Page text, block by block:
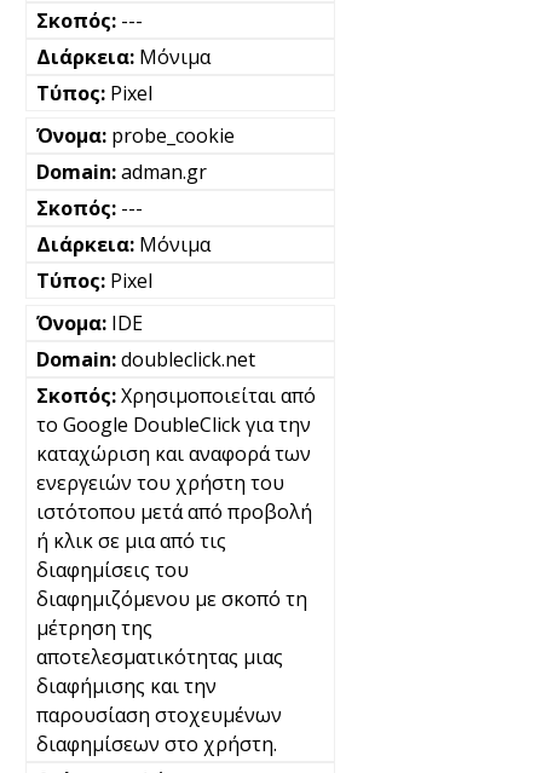
---
Μόνιμα
Pixel
probe_cookie
adman.gr
---
Μόνιμα
Pixel
IDE
doubleclick.net
Χρησιμοποιείται από
το Google DoubleClick για την
καταχώριση και αναφορά των
ενεργειών του χρήστη του
ιστότοπου μετά από προβολή
ή κλικ σε μια από τις
διαφημίσεις του
διαφημιζόμενου με σκοπό τη
μέτρηση της
αποτελεσματικότητας μιας
διαφήμισης και την
παρουσίαση στοχευμένων
διαφημίσεων στο χρήστη.